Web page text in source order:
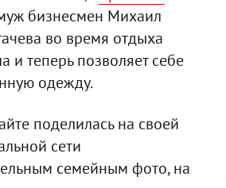
бизнесмен Михаил
во время отдыха
и теперь позволяет себе
одежду.
поделилась на своей
сети
семейным фото, на